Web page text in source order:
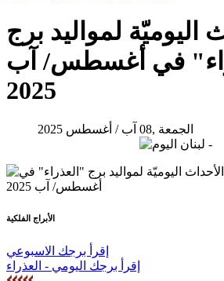
اليوميّة لمواليد برج
في أغسطس/ آب
2025
الجمعة ,08 آب / أغسطس 2025
الأبراج الفلكية
إقرأ برجك الاسبوعي
إقرأ برجك اليومي - العذراء